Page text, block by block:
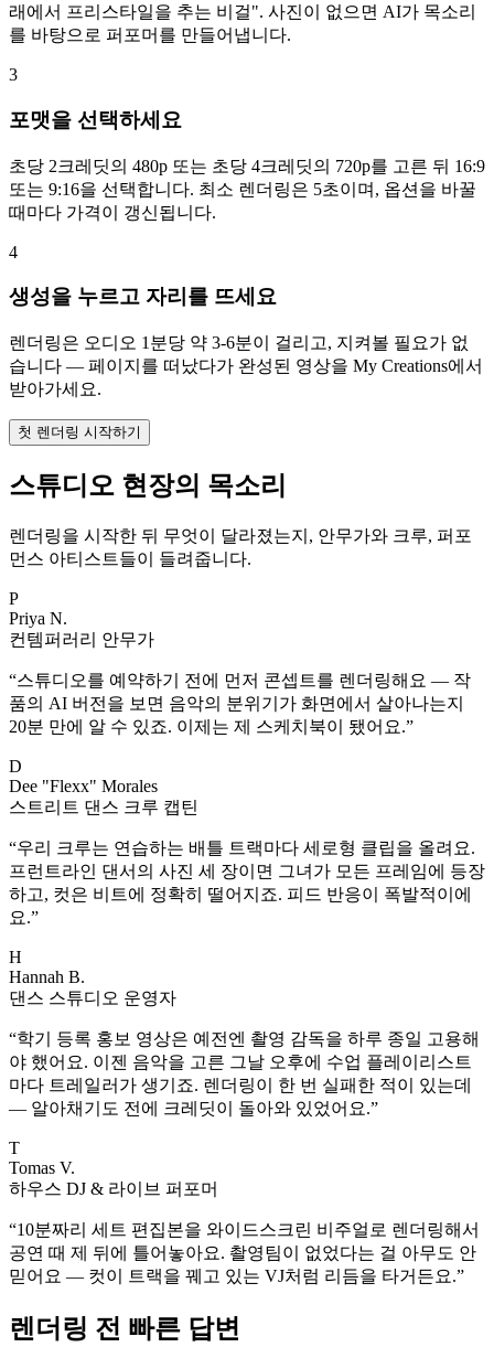
래에서 프리스타일을 추는 비걸". 사진이 없으면 AI가 목소리
를 바탕으로 퍼포머를 만들어냅니다.
3
포맷을 선택하세요
초당 2크레딧의 480p 또는 초당 4크레딧의 720p를 고른 뒤 16:9
또는 9:16을 선택합니다. 최소 렌더링은 5초이며, 옵션을 바꿀
때마다 가격이 갱신됩니다.
4
생성을 누르고 자리를 뜨세요
렌더링은 오디오 1분당 약 3-6분이 걸리고, 지켜볼 필요가 없
습니다 — 페이지를 떠났다가 완성된 영상을 My Creations에서
받아가세요.
첫 렌더링 시작하기
스튜디오 현장의 목소리
렌더링을 시작한 뒤 무엇이 달라졌는지, 안무가와 크루, 퍼포
먼스 아티스트들이 들려줍니다.
P
Priya N.
컨템퍼러리 안무가
“스튜디오를 예약하기 전에 먼저 콘셉트를 렌더링해요 — 작
품의 AI 버전을 보면 음악의 분위기가 화면에서 살아나는지
20분 만에 알 수 있죠. 이제는 제 스케치북이 됐어요.”
D
Dee "Flexx" Morales
스트리트 댄스 크루 캡틴
“우리 크루는 연습하는 배틀 트랙마다 세로형 클립을 올려요.
프런트라인 댄서의 사진 세 장이면 그녀가 모든 프레임에 등장
하고, 컷은 비트에 정확히 떨어지죠. 피드 반응이 폭발적이에
요.”
H
Hannah B.
댄스 스튜디오 운영자
“학기 등록 홍보 영상은 예전엔 촬영 감독을 하루 종일 고용해
야 했어요. 이젠 음악을 고른 그날 오후에 수업 플레이리스트
마다 트레일러가 생기죠. 렌더링이 한 번 실패한 적이 있는데
— 알아채기도 전에 크레딧이 돌아와 있었어요.”
T
Tomas V.
하우스 DJ & 라이브 퍼포머
“10분짜리 세트 편집본을 와이드스크린 비주얼로 렌더링해서
공연 때 제 뒤에 틀어놓아요. 촬영팀이 없었다는 걸 아무도 안
믿어요 — 컷이 트랙을 꿰고 있는 VJ처럼 리듬을 타거든요.”
렌더링 전 빠른 답변